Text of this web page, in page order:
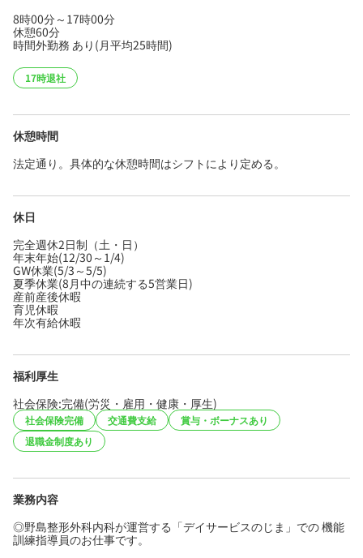
8時00分～17時00分
休憩60分
時間外勤務 あり(月平均25時間)
17時退社
休憩時間
法定通り。具体的な休憩時間はシフトにより定める。
休日
完全週休2日制（土・日）
年末年始(12/30～1/4)
GW休業(5/3～5/5)
夏季休業(8月中の連続する5営業日)
産前産後休暇
育児休暇
年次有給休暇
福利厚生
社会保険:完備(労災・雇用・健康・厚生)
社会保険完備 交通費支給
賞与・ボーナスあり
退職金制度あり
業務内容
◎野島整形外科内科が運営する「デイサービスのじま」での 機能
訓練指導員のお仕事です。